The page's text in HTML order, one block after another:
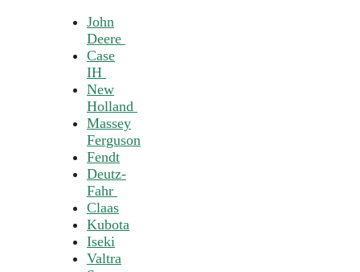
John
Deere
Case
IH
New
Holland
Massey
Ferguson
Fendt
Deutz-
Fahr
Claas
Kubota
Iseki
Valtra